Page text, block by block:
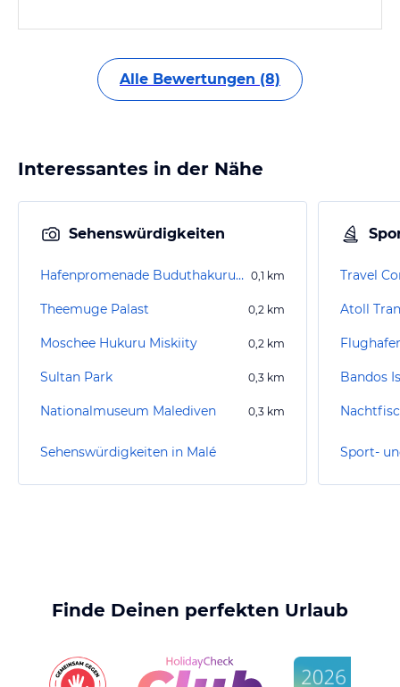
Alle Bewertungen (8)
Interessantes in der Nähe
Sehenswürdigkeiten
Hafenpromenade Buduthakurufaanu Magu 0,1 km
Theemuge Palast 0,2 km
Moschee Hukuru Miskiity 0,2 km
Sultan Park 0,3 km
Nationalmuseum Malediven 0,3 km
Sehenswürdigkeiten in Malé
Travel
Atoll
Bandos
Sport-
Finde Deinen perfekten Urlaub